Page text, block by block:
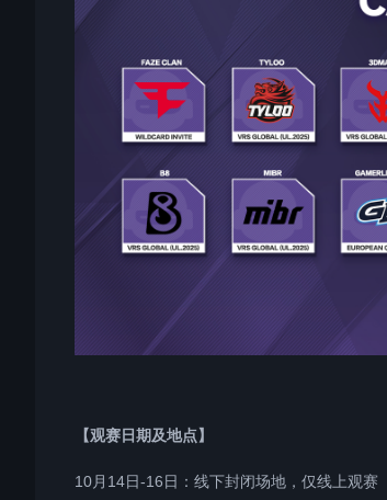
【观赛日期及地点】
10月14日-16日：线下封闭场地，仅线上观赛